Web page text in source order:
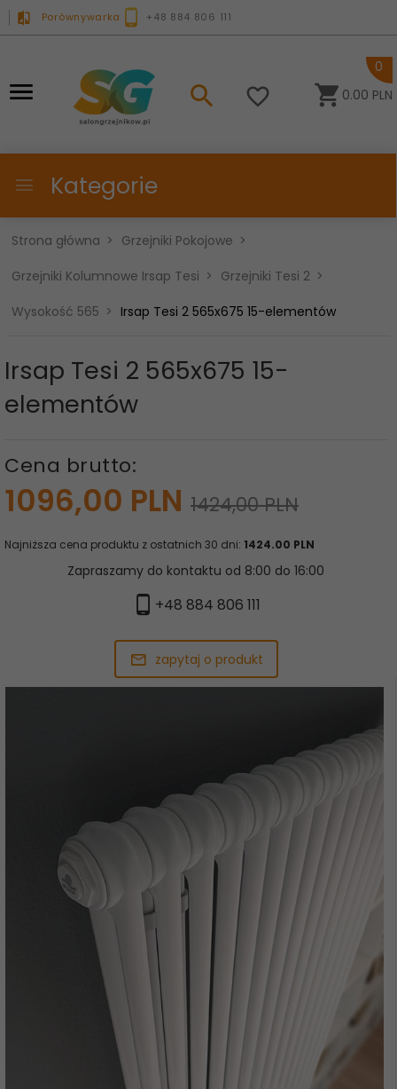
Porównywarka +48 884 806 111
0.00 PLN
0
Kategorie
Strona główna
Grzejniki Pokojowe
Grzejniki Kolumnowe Irsap Tesi
Grzejniki Tesi 2
Wysokość 565
Irsap Tesi 2 565x675 15-elementów
Irsap Tesi 2 565x675 15-
elementów
Cena brutto:
1096,00 PLN 1424,00 PLN
Najniższa cena produktu z ostatnich 30 dni: 1424.00 PLN
Zapraszamy do kontaktu od 8:00 do 16:00
+48 884 806 111
zapytaj o produkt